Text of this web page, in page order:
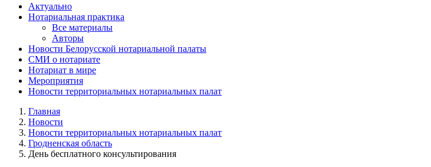
Актуально
Нотариальная практика
Все материалы
Авторы
Новости Белорусской нотариальной палаты
СМИ о нотариате
Нотариат в мире
Мероприятия
Новости территориальных нотариальных палат
Главная
Новости
Новости территориальных нотариальных палат
Гродненская область
День бесплатного консультирования